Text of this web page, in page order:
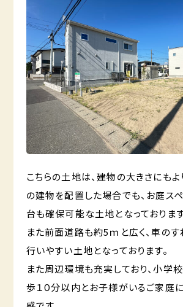
こちらの土地は、建物の大きさにもよ
の建物を配置した場合でも、お庭ス
台も確保可能な土地となっております
また前面道路も約5ｍと広く、車の
行いやすい土地となっております。
また周辺環境も充実しており、小学
歩１０分以内とお子様がいるご家庭